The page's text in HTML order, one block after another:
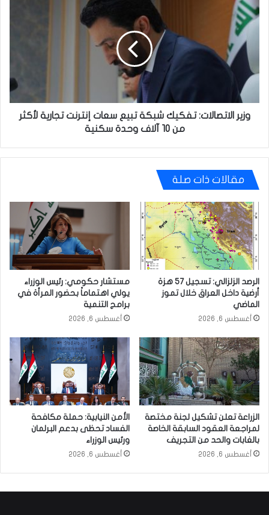
الاتصالات:
تفكيك
شبكة
تبيع
سعات
إنترنت
تجارية
لأكثر
منوزير الاتصالات: تفكيك شبكة تبيع سعات إنترنت تجارية لأكثر
من 10 آلاف وحدة سكنية
مقالات ذات صلة
الرصد الزلزالي: تسجيل 57 هزة
أرضية داخل العراق خلال تموز
الماضي
أغسطس 6, 2026
مستشار حكومي: رئيس الوزراء
يولي اهتماماً بحضور المرأة في
برامج التنمية
أغسطس 6, 2026
الزراعة تعلن تشكيل لجنة مختصة
لمراجعة العقود السابقة الخاصة
بالغابات والحد من التجريف
أغسطس 6, 2026
الأمن النيابية: حملة مكافحة
الفساد تحظى بدعم البرلمان
ورئيس الوزراء
أغسطس 6, 2026